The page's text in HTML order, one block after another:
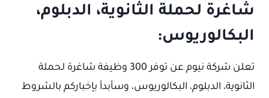
شاغرة لحملة الثانوية، الدبلوم،
البكالوريوس:
تعلن شركة نيوم عن توفر 300 وظيفة شاغرة لحملة
الثانوية، الدبلوم، البكالوريوس، وسأبدأ بإخباركم بالشروط